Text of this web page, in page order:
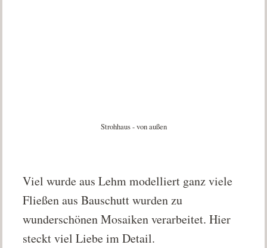
Strohhaus - von außen
Viel wurde aus Lehm modelliert ganz viele
Fließen aus Bauschutt wurden zu
wunderschönen Mosaiken verarbeitet. Hier
steckt viel Liebe im Detail.